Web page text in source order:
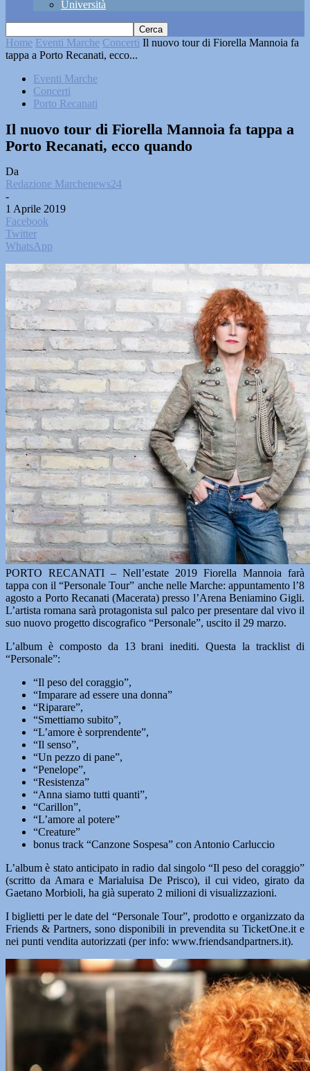
Università
Home Eventi Marche Concerti Il nuovo tour di Fiorella Mannoia fa
tappa a Porto Recanati, ecco...
Eventi Marche
Concerti
Porto Recanati
Il nuovo tour di Fiorella Mannoia fa tappa a
Porto Recanati, ecco quando
Da
Redazione Marchenews24
-
1 Aprile 2019
Facebook
Twitter
WhatsApp
PORTO RECANATI – Nell’estate 2019 Fiorella Mannoia farà
tappa con il “Personale Tour” anche nelle Marche: appuntamento l’8
agosto a Porto Recanati (Macerata) presso l’Arena Beniamino Gigli.
L’artista romana sarà protagonista sul palco per presentare dal vivo il
suo nuovo progetto discografico “Personale”, uscito il 29 marzo.
L’album è composto da 13 brani inediti. Questa la tracklist di
“Personale”:
“Il peso del coraggio”,
“Imparare ad essere una donna”
“Riparare”,
“Smettiamo subito”,
“L’amore è sorprendente”,
“Il senso”,
“Un pezzo di pane”,
“Penelope”,
“Resistenza”
“Anna siamo tutti quanti”,
“Carillon”,
“L’amore al potere”
“Creature”
bonus track “Canzone Sospesa” con Antonio Carluccio
L’album è stato anticipato in radio dal singolo “Il peso del coraggio”
(scritto da Amara e Marialuisa De Prisco), il cui video, girato da
Gaetano Morbioli, ha già superato 2 milioni di visualizzazioni.
I biglietti per le date del “Personale Tour”, prodotto e organizzato da
Friends & Partners, sono disponibili in prevendita su TicketOne.it e
nei punti vendita autorizzati (per info: www.friendsandpartners.it).